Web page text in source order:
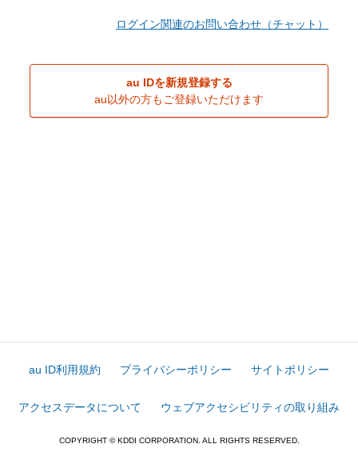
ログイン関連のお問い合わせ（チャット）
au IDを新規登録する
au以外の方もご登録いただけます
au ID利用規約 プライバシーポリシー サイトポリシー
アクセスデータについて ウェブアクセシビリティの取り組み
COPYRIGHT © KDDI CORPORATION. ALL RIGHTS RESERVED.